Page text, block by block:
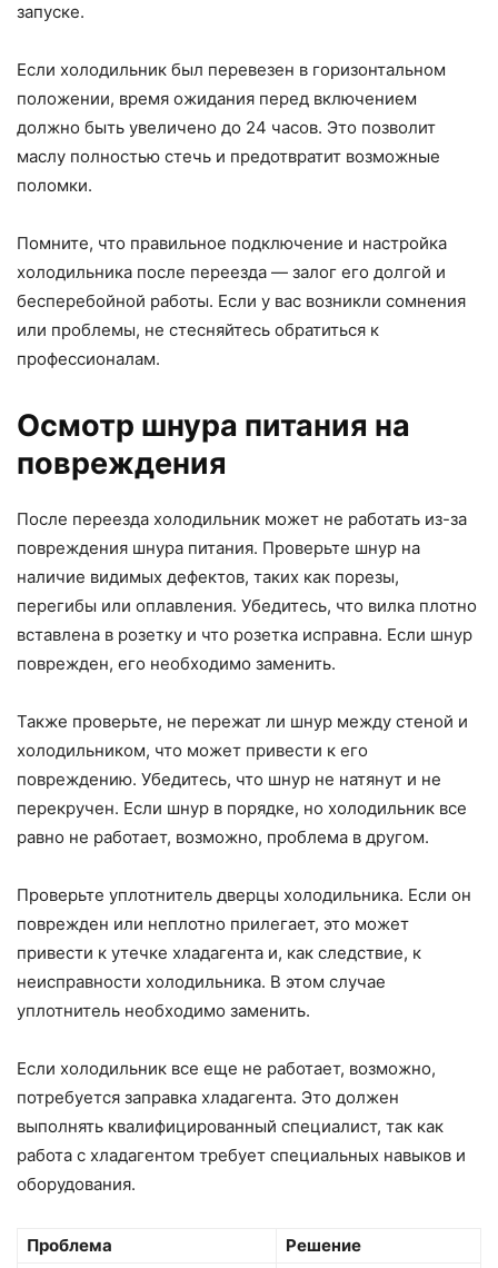
запуске.
Если холодильник был перевезен в горизонтальном
положении, время ожидания перед включением
должно быть увеличено до 24 часов. Это позволит
маслу полностью стечь и предотвратит возможные
поломки.
Помните, что правильное подключение и настройка
холодильника после переезда — залог его долгой и
бесперебойной работы. Если у вас возникли сомнения
или проблемы, не стесняйтесь обратиться к
профессионалам.
Осмотр шнура питания на
повреждения
После переезда холодильник может не работать из-за
повреждения шнура питания. Проверьте шнур на
наличие видимых дефектов, таких как порезы,
перегибы или оплавления. Убедитесь, что вилка плотно
вставлена в розетку и что розетка исправна. Если шнур
поврежден, его необходимо заменить.
Также проверьте, не пережат ли шнур между стеной и
холодильником, что может привести к его
повреждению. Убедитесь, что шнур не натянут и не
перекручен. Если шнур в порядке, но холодильник все
равно не работает, возможно, проблема в другом.
Проверьте уплотнитель дверцы холодильника. Если он
поврежден или неплотно прилегает, это может
привести к утечке хладагента и, как следствие, к
неисправности холодильника. В этом случае
уплотнитель необходимо заменить.
Если холодильник все еще не работает, возможно,
потребуется заправка хладагента. Это должен
выполнять квалифицированный специалист, так как
работа с хладагентом требует специальных навыков и
оборудования.
Проблема
Решение